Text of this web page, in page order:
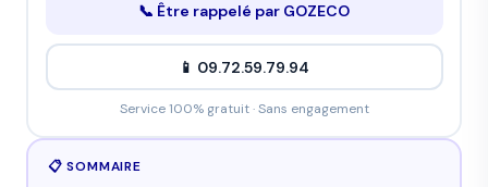
📞 Être rappelé par GOZECO
📱 09.72.59.79.94
Service 100% gratuit · Sans engagement
📋 SOMMAIRE